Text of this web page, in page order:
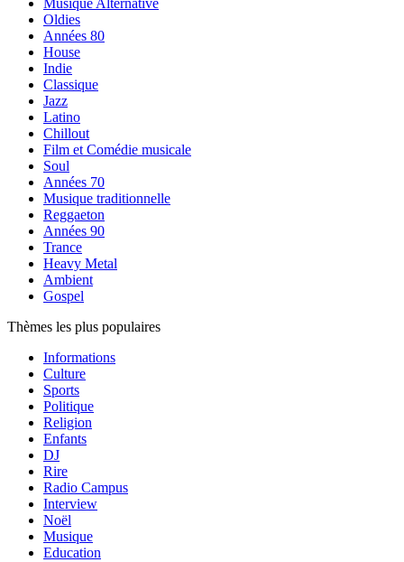
Musique Alternative
Oldies
Années 80
House
Indie
Classique
Jazz
Latino
Chillout
Film et Comédie musicale
Soul
Années 70
Musique traditionnelle
Reggaeton
Années 90
Trance
Heavy Metal
Ambient
Gospel
Thèmes les plus populaires
Informations
Culture
Sports
Politique
Religion
Enfants
DJ
Rire
Radio Campus
Interview
Noël
Musique
Education